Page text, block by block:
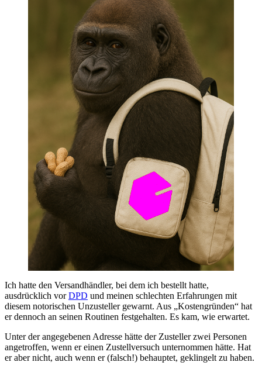
Ich hatte den Versandhändler, bei dem ich bestellt hatte,
ausdrücklich vorDPD und meinen schlechten Erfahrungen mit
diesem notorischen Unzusteller gewarnt. Aus „Kostengründen“ hat
er dennoch an seinen Routinen festgehalten. Es kam, wie erwartet.
Unter der angegebenen Adresse hätte der Zusteller zwei Personen
angetroffen, wenn er einen Zustellversuch unternommen hätte. Hat
er aber nicht, auch wenn er (falsch!) behauptet, geklingelt zu haben.